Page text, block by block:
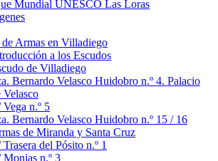
Mundial UNESCO Las Loras
de Armas en Villadiego
a los Escudos
de Villadiego
Bernardo Velasco Huidobro n.º 4. Palacio
Velasco
Vega n.º 5
Bernardo Velasco Huidobro n.º 15 / 16
de Miranda y Santa Cruz
Trasera del Pósito n.º 1
Monjas n.º 3